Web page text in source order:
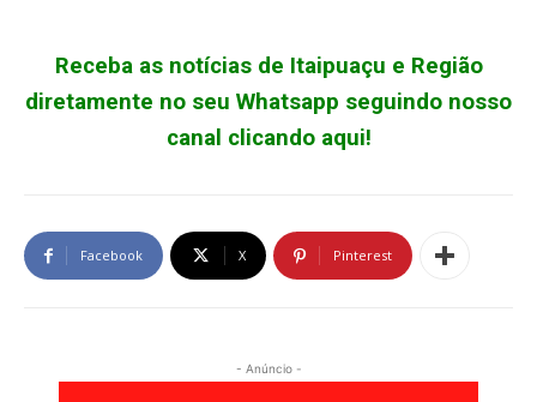
Receba as notícias de Itaipuaçu e Região
diretamente no seu Whatsapp seguindo nosso
canal clicando aqui!
Facebook X Pinterest
- Anúncio -